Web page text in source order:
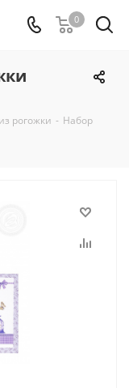
0
рогожки - Набор